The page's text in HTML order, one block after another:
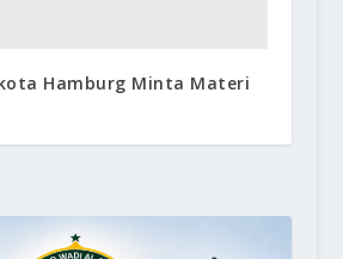
Hamburg Minta Materi